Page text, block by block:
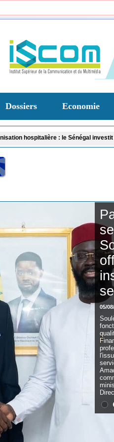
Dossiers Economie
: le Sénégal investit plus de 2,5
05/